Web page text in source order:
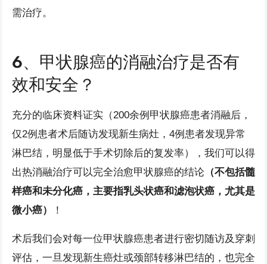
需治疗。
6、甲状腺癌的消融治疗是否有
效和安全？
充分的临床资料证实（200余例甲状腺癌患者消融后，
仅2例患者术后随访发现新生病灶，4例患者发现异常
淋巴结，明显低于手术切除后的复发率），我们可以得
出热消融治疗可以完全治愈甲状腺癌的结论 （不包括髓
样癌和未分化癌，主要指乳头状癌和滤泡状癌，尤其是
微小癌）
！
术后我们会对每一位甲状腺癌患者进行密切随访及穿刺
评估，一旦发现新生癌灶或颈部转移淋巴结的，也完全